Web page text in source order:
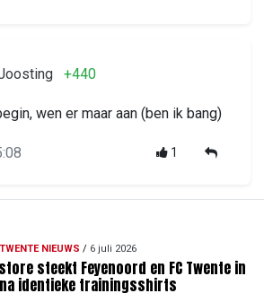
+440
wen er maar aan (ben ik bang)
1
NIEUWS / 6 juli 2026
steekt Feyenoord en FC Twente in
identieke trainingsshirts